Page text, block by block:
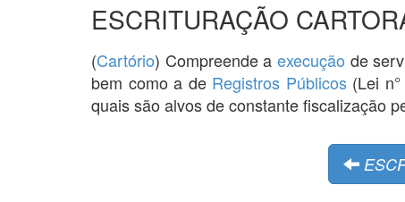
ESCRITURAÇÃO
(Cartório) Compreende a execução de
bem como a de Registros Públicos(Lei n°
quais são alvos de constante fiscalização